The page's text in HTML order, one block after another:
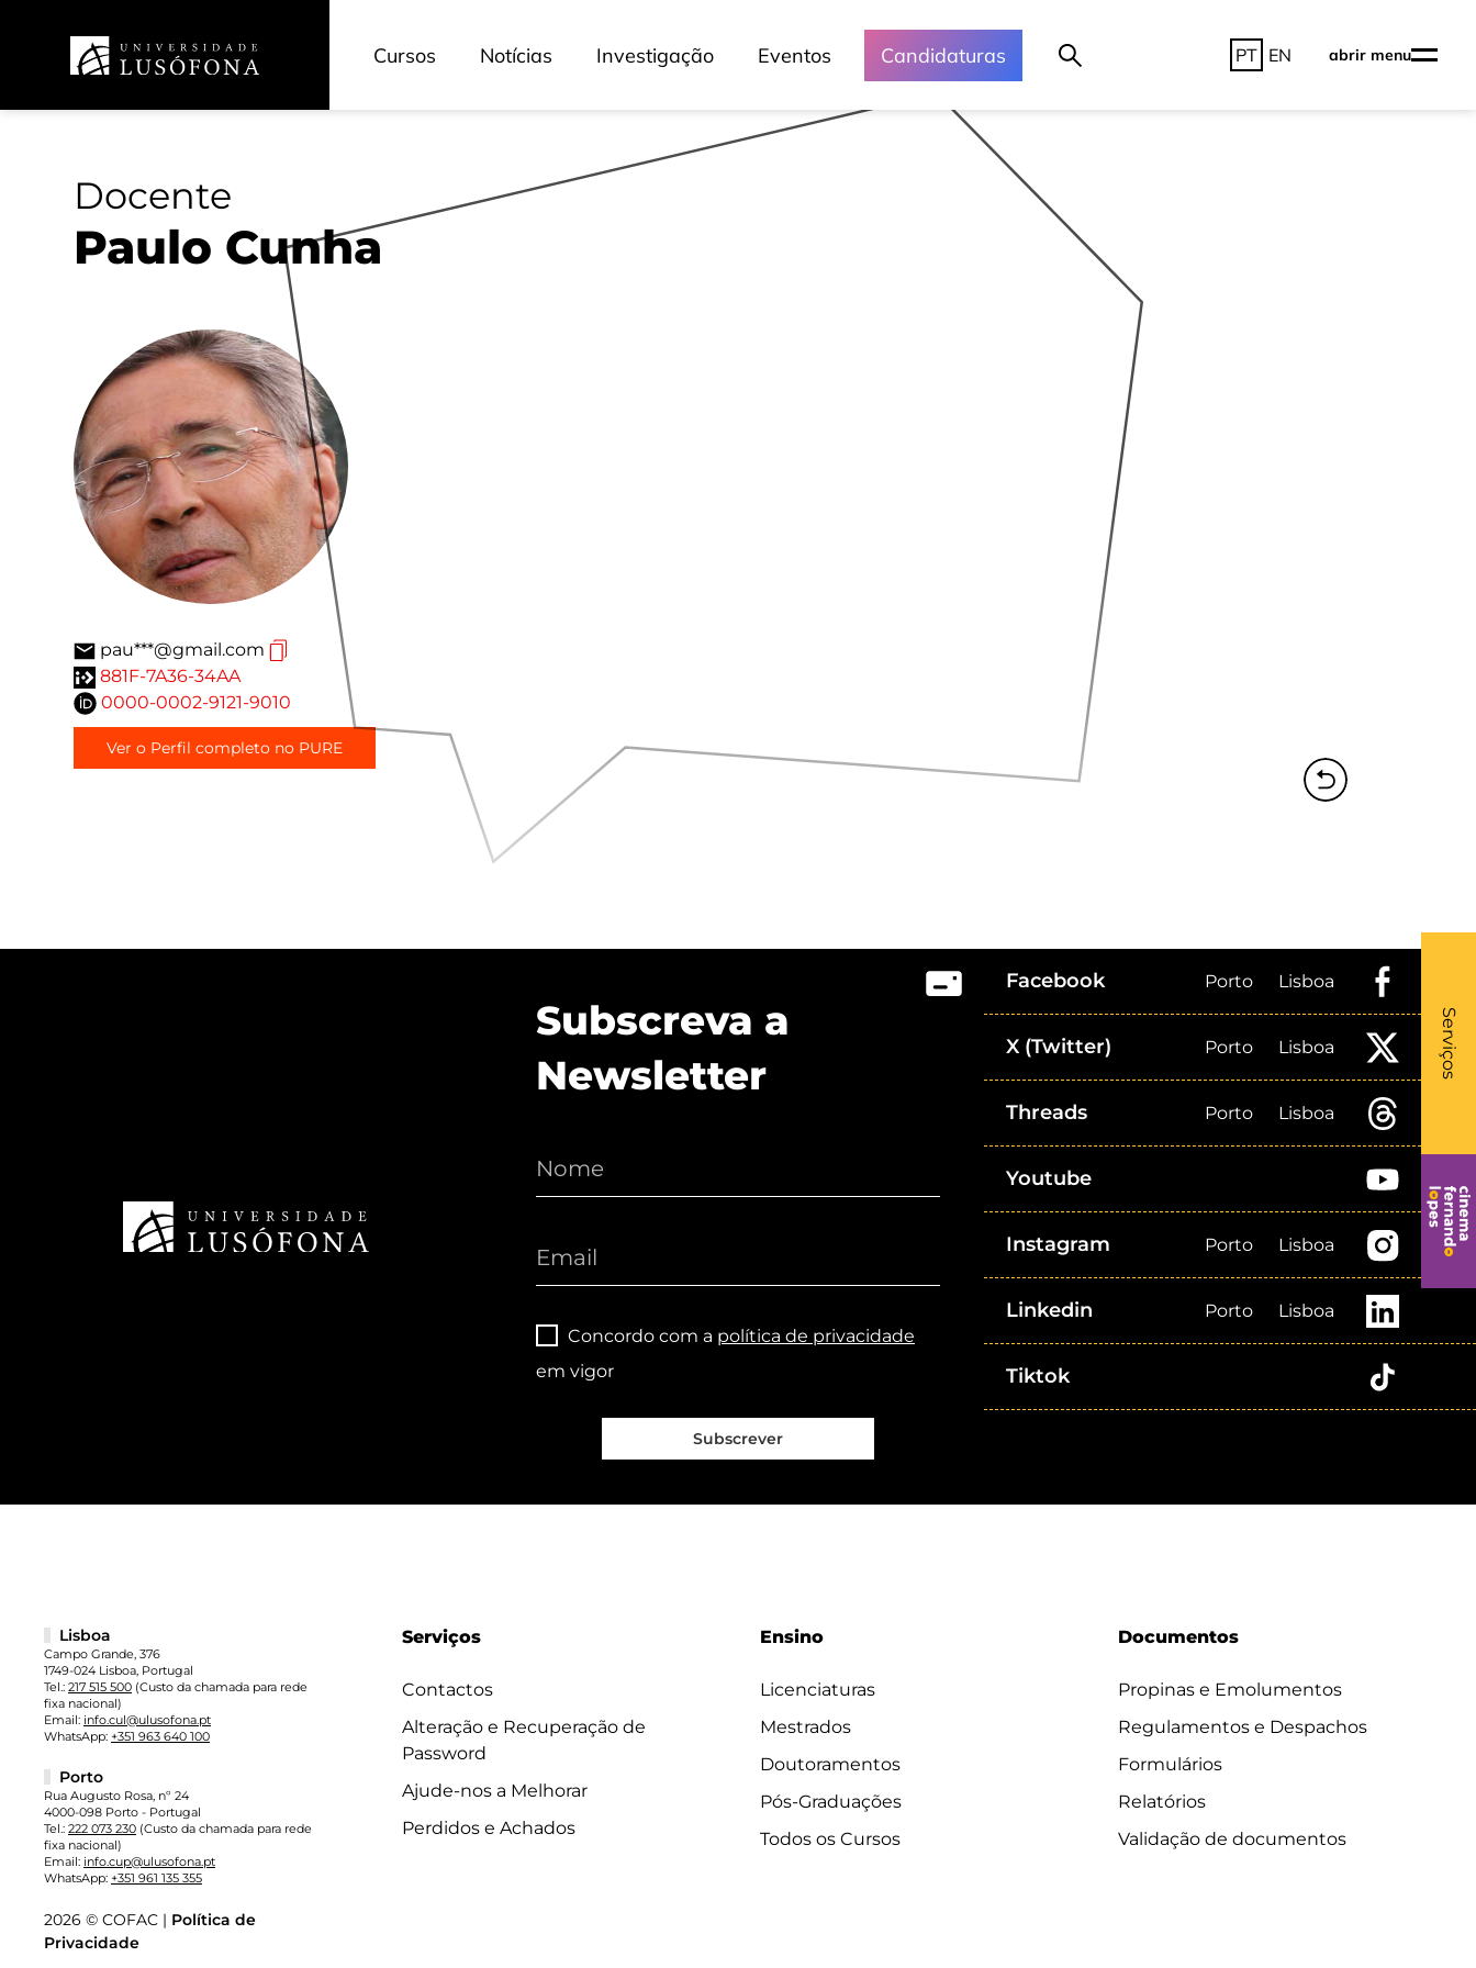
Cursos Notícias Investigação Eventos Candidaturas PT EN abrir menu
CECAM - Cinema e Artes dos Media
Crónicas
My Story - Testemunhos
Serviços
-
Docente
Paulo Cunha
pau***@gmail.com
881F-7A36-34AA
0000-0002-9121-9010
Ver o Perfil completo no PURE
Subscreva a
Newsletter
Concordo com a política de privacidade
em vigor
Subscrever
Facebook Porto Lisboa
X (Twitter) Porto Lisboa
Threads Porto Lisboa
Youtube
Instagram Porto Lisboa
Linkedin Porto Lisboa
Tiktok
Serviços
Contactos
Alteração e Recuperação de
Password
Ajude-nos a Melhorar
Perdidos e Achados
Ensino
Licenciaturas
Mestrados
Doutoramentos
Pós-Graduações
Todos os Cursos
Documentos
Propinas e Emolumentos
Regulamentos e Despachos
Formulários
Relatórios
Validação de documentos
Lisboa
Campo Grande, 376
1749-024 Lisboa, Portugal
Tel.: 217 515 500 (Custo da chamada para rede
fixa nacional)
Email: info.cul@ulusofona.pt
WhatsApp: +351 963 640 100
Porto
Rua Augusto Rosa, nº 24
4000-098 Porto - Portugal
Tel.: 222 073 230 (Custo da chamada para rede
fixa nacional)
Email: info.cup@ulusofona.pt
WhatsApp: +351 961 135 355
2026 © COFAC | Política de
Privacidade